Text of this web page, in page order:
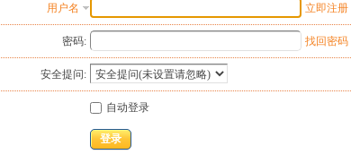
用户名 立即注册
密码: 找回密码
安全提问:
自动登录
登录